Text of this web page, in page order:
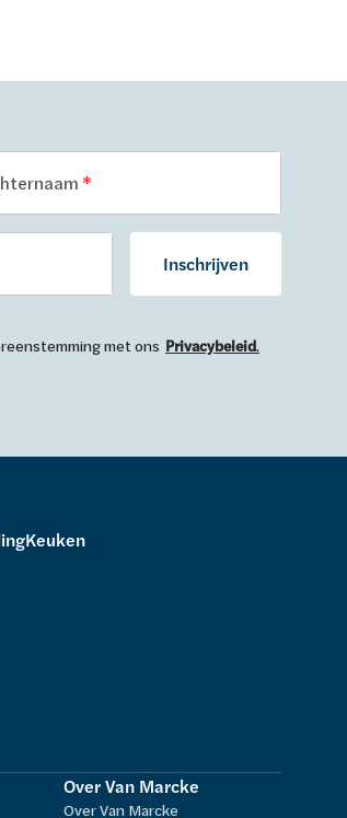
Inschrijven
met ons Privacybeleid.
Keuken
Over Van Marcke
Over Van Marcke